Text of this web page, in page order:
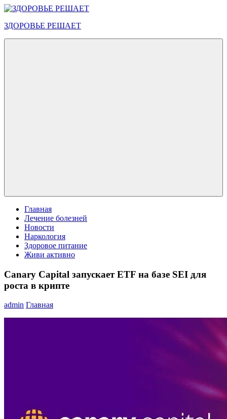
Перейти
содержимому
ЗДОРОВЬЕ РЕШАЕТ
Главная
Лечение болезней
Новости
Наркология
Здоровое питание
Живи активно
Canary Capital запускает ETF на базе SEI для
роста в крипте
admin Главная